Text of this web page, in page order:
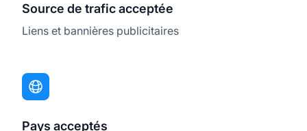
Source de trafic acceptée
Liens et bannières publicitaires
Pays acceptés